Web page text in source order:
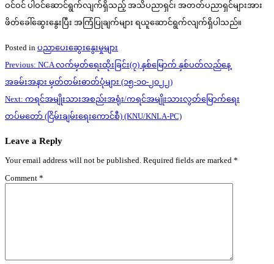
ဝင်ဝင် ပါဝင်ဆောင်ရွက်လျက်ရှိသည့် အသိပညာရှင်၊ အတတ်ပညာရှင်များအား
ဖိတ်ခေါ်ဆွေးနွေးပြီး အကြံပြုချက်များ ရယူဆောင်ရွက်လျက်ရှိပါသည်။
Posted in ပညာပေးဆွေးနွေးမှုများ
Post
navigation
Previous: NCA လက်မှတ်ရေးထိုးခြင်း(၇) နှစ်မြောက် နှစ်ပတ်လည်နေ့
အခမ်းအနား မှတ်တမ်းဓာတ်ပုံများ (၁၅-၁၀-၂၀၂၂)
Next: ကရင်အမျိုးသားအစည်းအရုံး/ကရင်အမျိုးသားလွတ်မြောက်ရေး
တပ်မတော် (ငြိမ်းချမ်းရေးကောင်စီ) (KNU/KNLA-PC)
Leave a Reply
Your email address will not be published. Required fields are marked *
Comment *